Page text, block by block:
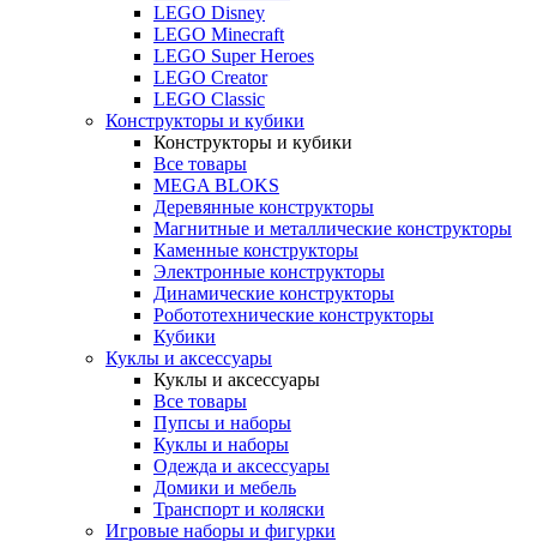
LEGO Disney
LEGO Minecraft
LEGO Super Heroes
LEGO Creator
LEGO Classic
Конструкторы и кубики
Конструкторы и кубики
Все товары
MEGA BLOKS
Деревянные конструкторы
Магнитные и металлические конструкторы
Каменные конструкторы
Электронные конструкторы
Динамические конструкторы
Робототехнические конструкторы
Кубики
Куклы и аксессуары
Куклы и аксессуары
Все товары
Пупсы и наборы
Куклы и наборы
Одежда и аксессуары
Домики и мебель
Транспорт и коляски
Игровые наборы и фигурки